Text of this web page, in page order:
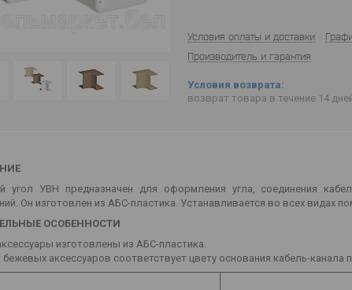
Условия оплаты и доставки
Производитель и гарантия
возврат товара в течение 14
угол УВН предназначен для оформления угла, соединения
Он изготовлен из АБС-пластика. Устанавливается во всех видах
ОСОБЕННОСТИ
изготовлены из АБС-пластика.
бежевых аксессуаров соответствует цвету основания кабель-канала